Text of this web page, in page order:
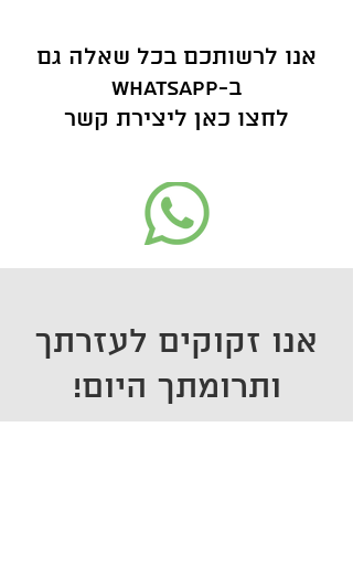
אנו לרשותכם בכל שאלה גם
ב-Whatsapp
לחצו כאן ליצירת קשר
אנו זקוקים לעזרתך
ותרומתך היום!